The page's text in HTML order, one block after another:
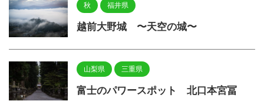
秋 福井県
越前大野城 〜天空の城〜
山梨県 三重県
富士のパワースポット 北口本宮冨